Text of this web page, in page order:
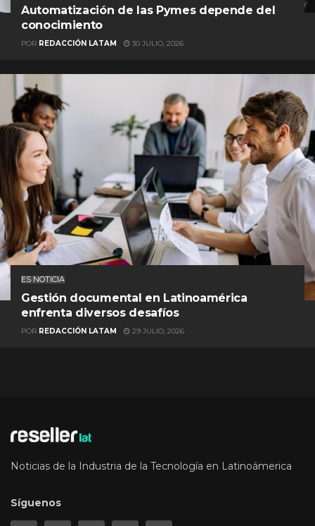
Automatización de las Pymes depende del
conocimiento
POR REDACCIÓN LATAM 30 JULIO, 2026
ES NOTICIA
Gestión documental en Latinoamérica
enfrenta diversos desafíos
POR REDACCIÓN LATAM 29 JULIO, 2026
Noticias de la Industria de la Tecnología en Latinoámerica
Síguenos